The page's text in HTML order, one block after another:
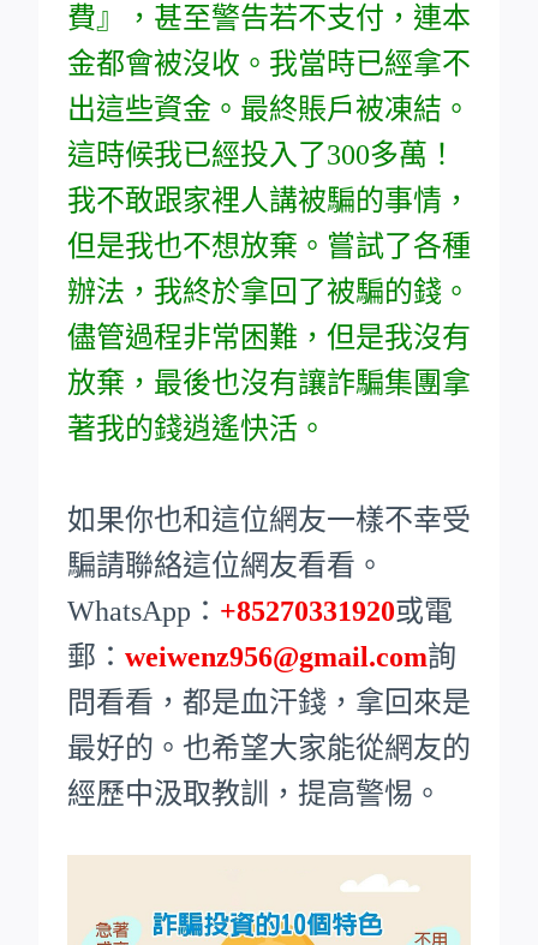
費』，甚至警告若不支付，連本
金都會被沒收。我當時已經拿不
出這些資金。最終賬戶被凍結。
這時候我已經投入了300多萬！
我不敢跟家裡人講被騙的事情，
但是我也不想放棄。嘗試了各種
辦法，我終於拿回了被騙的錢。
儘管過程非常困難，但是我沒有
放棄，最後也沒有讓詐騙集團拿
著我的錢逍遙快活。
如果你也和這位網友一樣不幸受
騙請聯絡這位網友看看。
WhatsApp： +85270331920或電
郵： weiwenz956@gmail.com詢
問看看，都是血汗錢，拿回來是
最好的。也希望大家能從網友的
經歷中汲取教訓，提高警惕。